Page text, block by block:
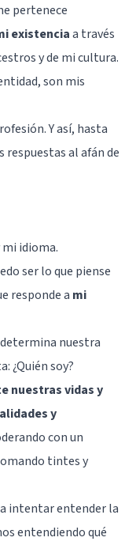
pertenece
existenciaa través
y de mi cultura.
son mis
Y así, hasta
respuestas al afán de
mi idioma.
ser lo que piense
responde a mi
nuestra
¿Quién soy?
nuestras vidas y
y
con un
tintes y
intentar entender la
entendiendo qué